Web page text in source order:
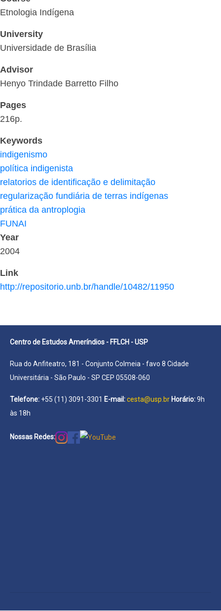
Etnologia Indígena
University
Universidade de Brasília
Advisor
Henyo Trindade Barretto Filho
Pages
216p.
Keywords
indigenismo
política indigenista
relatorios de identificação e delimitação
regularização fundiária de terras indígenas
prática da antroplogia
FUNAI
Year
2004
Link
http://repositorio.unb.br/handle/10482/11950
Centro de Estudos Ameríndios - FFLCH - USP
Rua do Anfiteatro, 181 - Conjunto Colmeia - favo 8 Cidade
Universitária - São Paulo - SP CEP 05508-060
Telefone: +55 (11) 3091-3301 E-mail:cesta@usp.br Horário:9h
às 18h
Nossas Redes: